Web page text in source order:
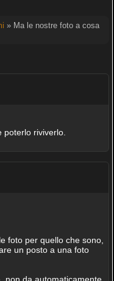
» Ma le nostre foto a cosa
riviverlo.
foto per quello che sono,
un posto a una foto